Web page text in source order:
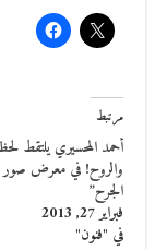
مرتبط
أحمد المحسيري يلتقط
والروح! في معرض
الجرح”
فبراير 27, 2013
في "فنون"